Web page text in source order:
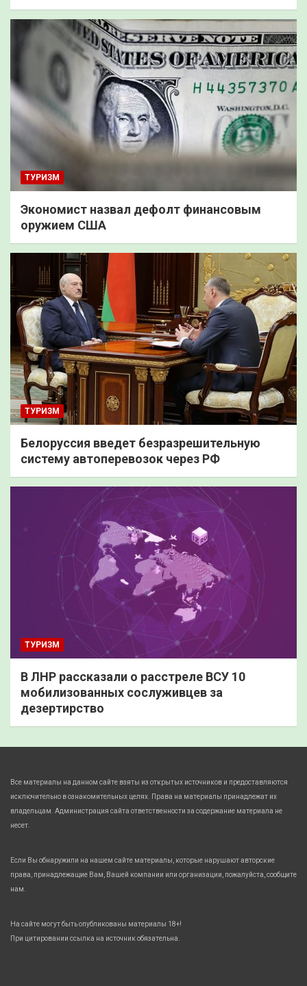
ТУРИЗМ
Экономист назвал дефолт финансовым
оружием США
ТУРИЗМ
Белоруссия введет безразрешительную
систему автоперевозок через РФ
ТУРИЗМ
В ЛНР рассказали о расстреле ВСУ 10
мобилизованных сослуживцев за
дезертирство
Все материалы на данном сайте взяты из открытых источников и предоставляются
исключительно в ознакомительных целях. Права на материалы принадлежат их
владельцам. Администрация сайта ответственности за содержание материала не
несет.
Если Вы обнаружили на нашем сайте материалы, которые нарушают авторские
права, принадлежащие Вам, Вашей компании или организации, пожалуйста, сообщите
нам.
На сайте могут быть опубликованы материалы 18+!
При цитировании ссылка на источник обязательна.